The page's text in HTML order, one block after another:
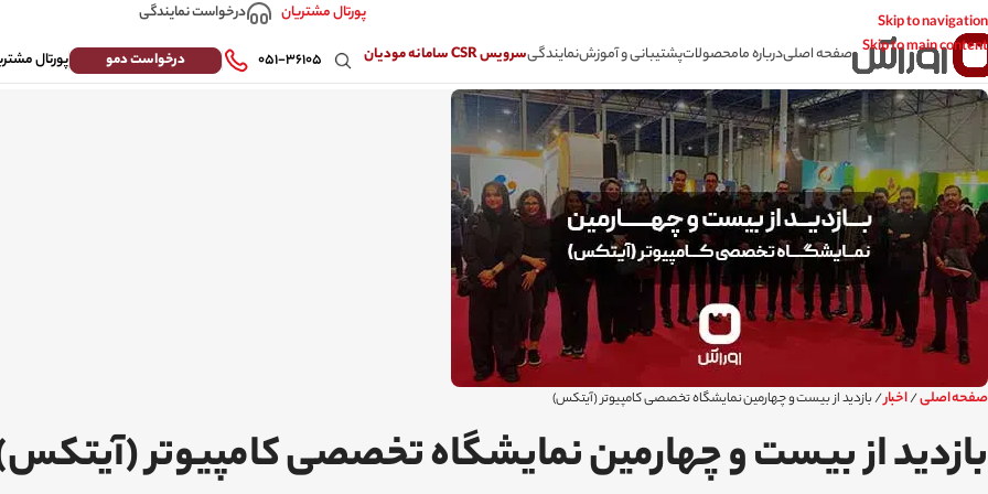
Skip to navigation
Skip to main content
پورتال مشتریان
درخواست نمایندگی
صفحه اصلیدرباره مامحصولاتپشتیبانی و آموزشنمایندگیسرویس CSR سامانه مودیان ۰۵۱-۳۶۱۰۵ درخواست دمو پورتال
صفحه اصلی/اخبار/بازدید از بیست و چهارمین نمایشگاه تخصصی کامپیوتر (آیتکس)
بازدید از بیست و چهارمین نمایشگاه تخصصی کامپیوتر